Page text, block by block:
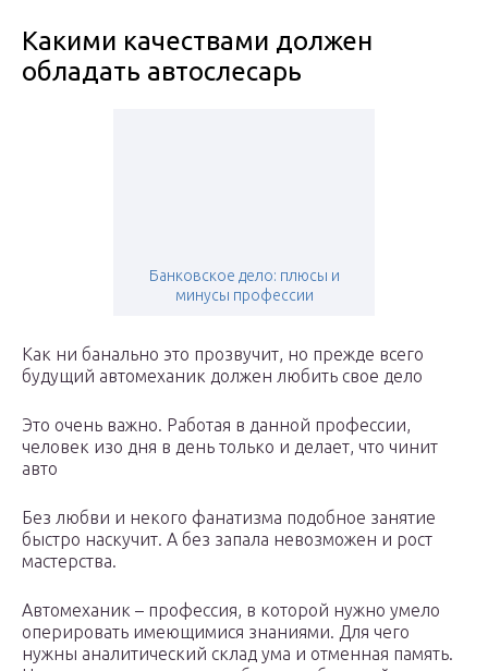
Какими качествами должен
обладать автослесарь
Банковское дело: плюсы и
минусы профессии
Как ни банально это прозвучит, но прежде всего
будущий автомеханик должен любить свое дело
Это очень важно. Работая в данной профессии,
человек изо дня в день только и делает, что чинит
авто
Без любви и некого фанатизма подобное занятие
быстро наскучит. А без запала невозможен и рост
мастерства.
Автомеханик – профессия, в которой нужно умело
оперировать имеющимися знаниями. Для чего
нужны аналитический склад ума и отменная память.